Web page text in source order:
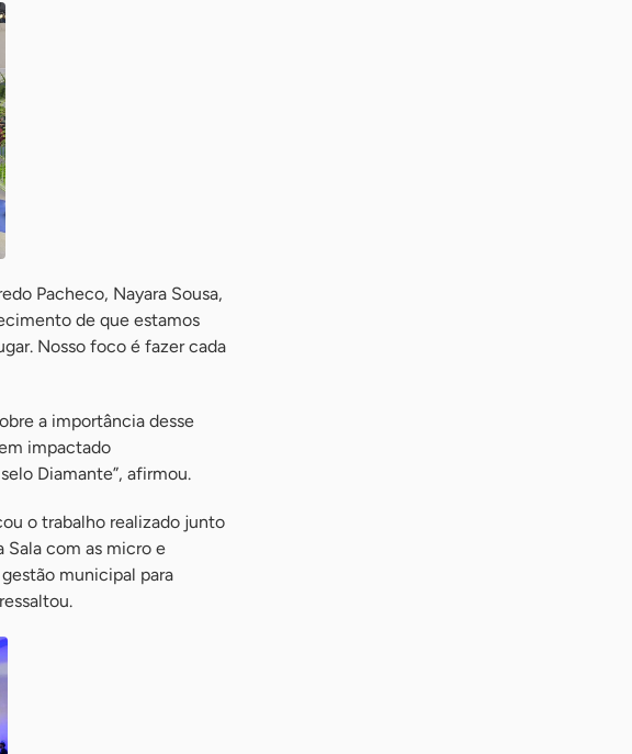
Pacheco, Nayara Sousa,
de que estamos
Nosso foco é fazer cada
a importância desse
impactado
Diamante”, afirmou.
o trabalho realizado junto
Sala com as micro e
municipal para